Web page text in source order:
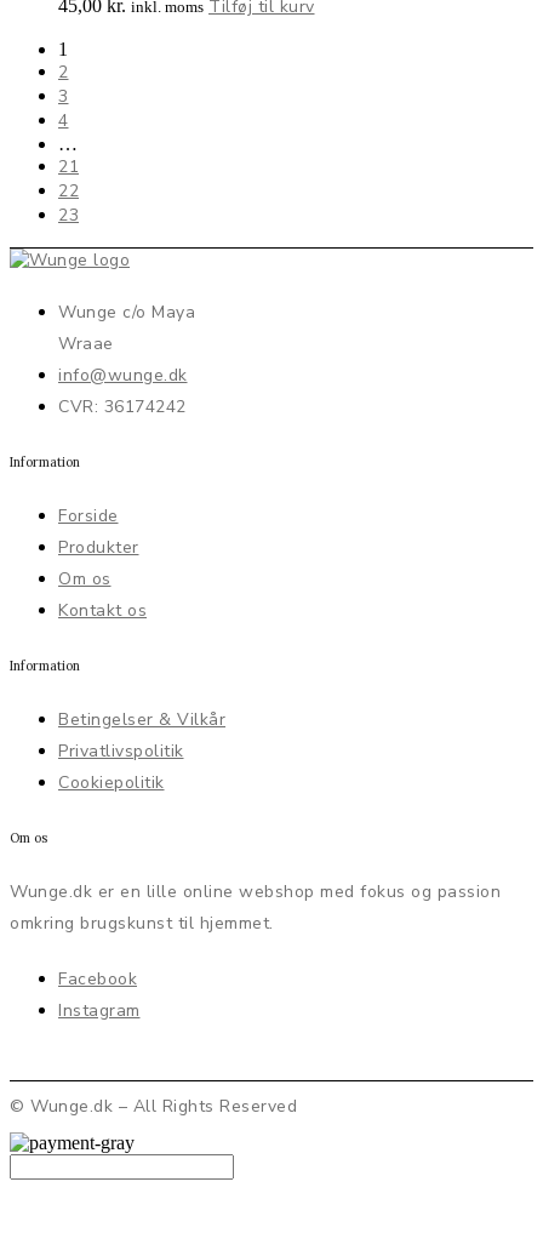
45,00 kr. inkl. moms Tilføj til kurv
1
2
3
4
…
21
22
23
Wunge c/o Maya
Wraae
info@wunge.dk
CVR: 36174242
Information
Forside
Produkter
Om os
Kontakt os
Information
Betingelser & Vilkår
Privatlivspolitik
Cookiepolitik
Om os
Wunge.dk er en lille online webshop med fokus og passion
omkring brugskunst til hjemmet.
Facebook
Instagram
© Wunge.dk – All Rights Reserved